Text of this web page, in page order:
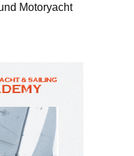
Motoryacht